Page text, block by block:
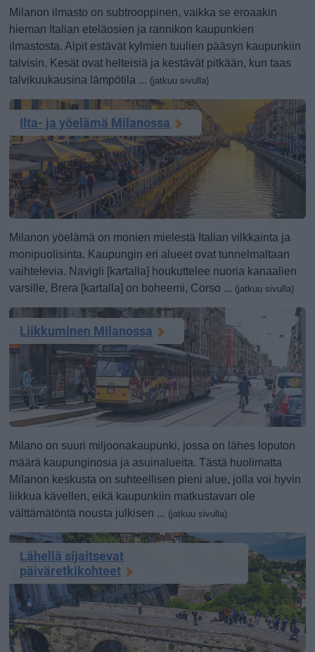
Milanon ilmasto on subtrooppinen, vaikka se eroaakin
hieman Italian eteläosien ja rannikon kaupunkien
ilmastosta. Alpit estävät kylmien tuulien pääsyn kaupunkiin
talvisin. Kesät ovat helteisiä ja kestävät pitkään, kun taas
talvikuukausina lämpötila ... (jatkuu sivulla)
Ilta- ja yöelämä Milanossa
Milanon yöelämä on monien mielestä Italian vilkkainta ja
monipuolisinta. Kaupungin eri alueet ovat tunnelmaltaan
vaihtelevia. Navigli [kartalla] houkuttelee nuoria kanaalien
varsille, Brera [kartalla] on boheemi, Corso ... (jatkuu sivulla)
Liikkuminen Milanossa
Milano on suuri miljoonakaupunki, jossa on lähes loputon
määrä kaupunginosia ja asuinalueita. Tästä huolimatta
Milanon keskusta on suhteellisen pieni alue, jolla voi hyvin
liikkua kävellen, eikä kaupunkiin matkustavan ole
välttämätöntä nousta julkisen ... (jatkuu sivulla)
Lähellä sijaitsevat
päiväretkikohteet